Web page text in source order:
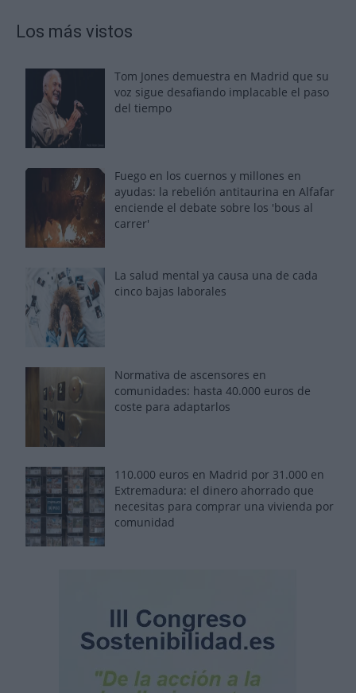
Los más vistos
Tom Jones demuestra en Madrid que su
voz sigue desafiando implacable el paso
del tiempo
Fuego en los cuernos y millones en
ayudas: la rebelión antitaurina en Alfafar
enciende el debate sobre los 'bous al
carrer'
La salud mental ya causa una de cada
cinco bajas laborales
Normativa de ascensores en
comunidades: hasta 40.000 euros de
coste para adaptarlos
110.000 euros en Madrid por 31.000 en
Extremadura: el dinero ahorrado que
necesitas para comprar una vivienda por
comunidad